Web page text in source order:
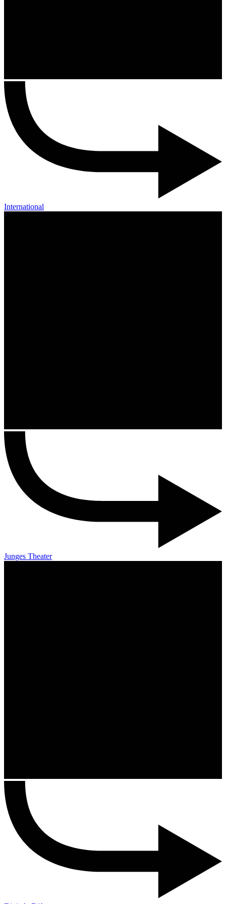
International
Junges Theater